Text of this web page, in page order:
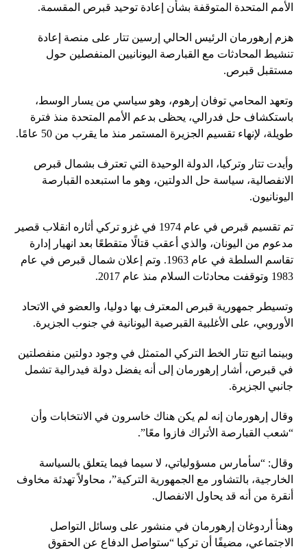
الأمم المتحدة المتوقفة بشأن إعادة توحيد قبرص المقسمة.
هزم إرهورمان الرئيس الحالي إرسين تتار على منصة إعادة
تنشيط المحادثات مع القبارصة اليونانيين المنفصلين حول
مستقبل قبرص.
وتعهد المحامي توفان إرهوم، وهو سياسي من يسار الوسط،
باستكشاف حل فدرالي، يحظى بدعم الأمم المتحدة منذ فترة
طويلة، لإنهاء تقسيم الجزيرة المستمر منذ ما يقرب من 50 عامًا.
وأيدت تتار وتركيا، الدولة الوحيدة التي تعترف بشمال قبرص
الانفصالية، سياسة حل الدولتين، وهو ما استبعده القبارصة
اليونانيون.
تم تقسيم قبرص في عام 1974 في غزو تركي أثاره انقلاب قصير
مدعوم من اليونان، والذي أعقب قتالًا متقطعًا بعد انهيار إدارة
تقاسم السلطة في عام 1963. وتم إعلان شمال قبرص في عام
1983 وتوقفت محادثات السلام منذ عام 2017.
وتسيطر جمهورية قبرص المعترف بها دوليا، والعضو في الاتحاد
الأوروبي، على الأغلبية القبرصية اليونانية في جنوب الجزيرة.
وبينما اتبع تتار الخط التركي المتمثل في وجود دولتين منفصلتين
في قبرص، أشار إرهورمان إلى أنه يفضل دولة فيدرالية تشمل
جانبي الجزيرة.
وقال إرهورمان إنه لم يكن هناك خاسرون في الانتخابات وأن
“شعب القبارصة الأتراك فازوا معًا”.
وقال: “سأمارس مسؤولياتي، لا سيما فيما يتعلق بالسياسة
الخارجية، بالتشاور مع الجمهورية التركية”، محاولاً تهدئة مخاوف
أنقرة من أنه قد يحاول الانفصال.
وهنأ أردوغان إرهورمان في منشور على وسائل التواصل
الاجتماعي، مضيفًا أن تركيا “ستواصل الدفاع عن الحقوق